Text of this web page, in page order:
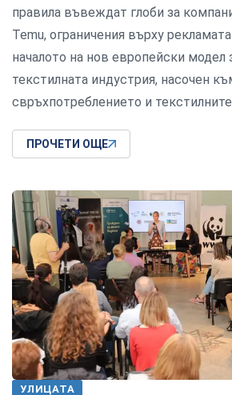
правила въвеждат глоби за
Temu, ограничения върху
началото на нов европейски модел
текстилната индустрия, насочен
свръхпотреблението и
ПРОЧЕТИ ОЩЕ
УЛИЦАТА